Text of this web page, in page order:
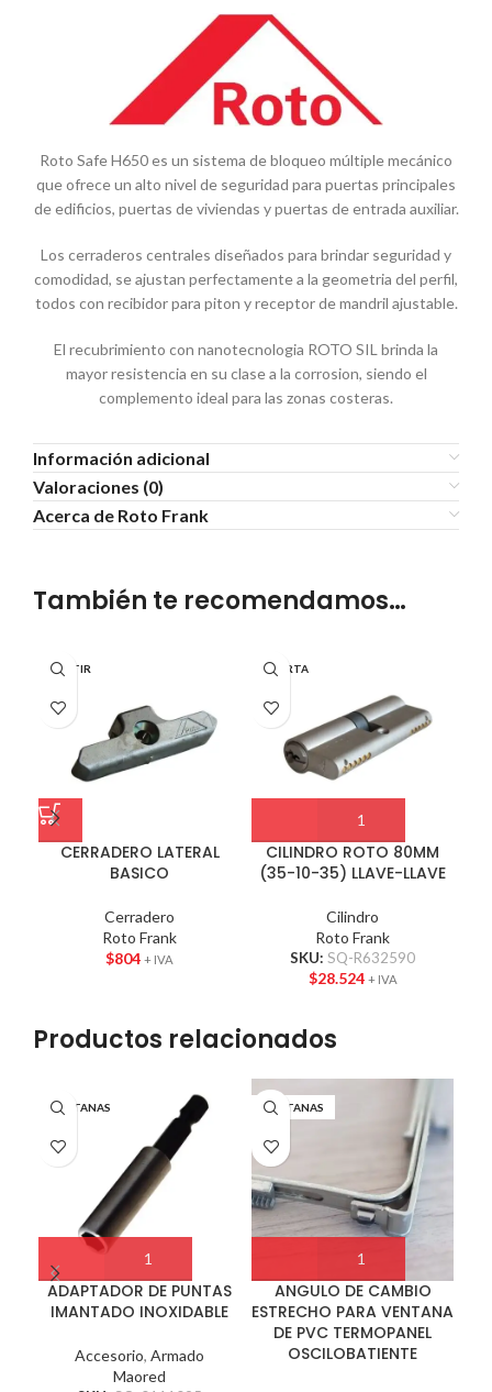
Roto Safe H650 es un sistema de bloqueo múltiple mecánico
que ofrece un alto nivel de seguridad para puertas principales
de edificios, puertas de viviendas y puertas de entrada auxiliar.
Los cerraderos centrales diseñados para brindar seguridad y
comodidad, se ajustan perfectamente a la geometria del perfil,
todos con recibidor para piton y receptor de mandril ajustable.
El recubrimiento con nanotecnologia ROTO SIL brinda la
mayor resistencia en su clase a la corrosion, siendo el
complemento ideal para las zonas costeras.
Información adicional
Valoraciones (0)
Acerca de Roto Frank
También te recomendamos…
ABATIR
CERRADERO LATERAL
BASICO
Cerradero
Roto Frank
$804 + IVA
PUERTA
CILINDRO ROTO 80MM
(35-10-35) LLAVE-LLAVE
Cilindro
Roto Frank
SKU: SQ-R632590
$28.524 + IVA
Productos relacionados
VENTANAS
ADAPTADOR DE PUNTAS
IMANTADO INOXIDABLE
Accesorio, Armado
Maored
VENTANAS
ANGULO DE CAMBIO
ESTRECHO PARA VENTANA
DE PVC TERMOPANEL
OSCILOBATIENTE